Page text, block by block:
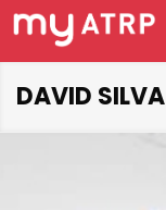
DAVID SILVA